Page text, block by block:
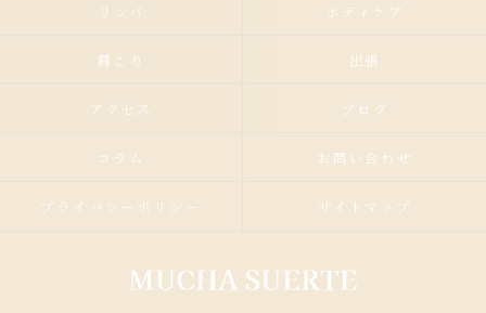
リンパ ボディケア
肩こり 出張
アクセス ブログ
コラム お問い合わせ
プライバシーポリシー サイトマップ